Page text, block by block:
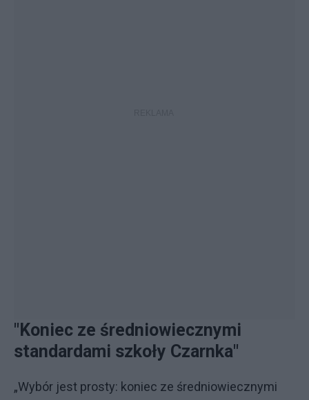
"Koniec ze średniowiecznymi
standardami szkoły Czarnka"
„Wybór jest prosty: koniec ze średniowiecznymi